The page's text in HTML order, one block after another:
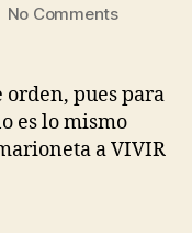
No Commentson
orden, pues para
es lo mismo
a VIVIR